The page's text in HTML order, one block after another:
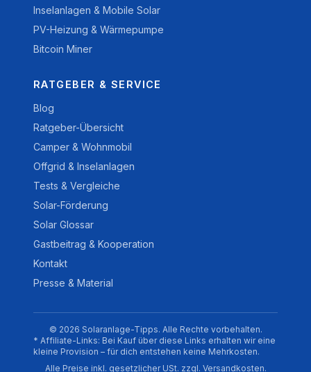
Inselanlagen & Mobile Solar
PV-Heizung & Wärmepumpe
Bitcoin Miner
RATGEBER & SERVICE
Blog
Ratgeber-Übersicht
Camper & Wohnmobil
Offgrid & Inselanlagen
Tests & Vergleiche
Solar-Förderung
Solar Glossar
Gastbeitrag & Kooperation
Kontakt
Presse & Material
© 2026 Solaranlage-Tipps. Alle Rechte vorbehalten.
* Affiliate-Links: Bei Kauf über diese Links erhalten wir eine
kleine Provision – für dich entstehen keine Mehrkosten.
Alle Preise inkl. gesetzlicher USt. zzgl. Versandkosten.